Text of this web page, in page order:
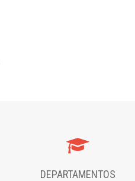
DEPARTAMENTOS